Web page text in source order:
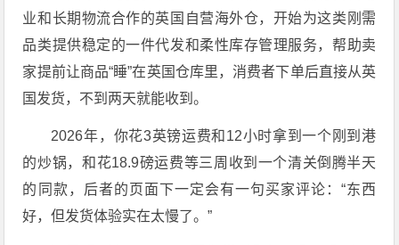
业和长期物流合作的英国自营海外仓，开始为这类刚需
品类提供稳定的一件代发和柔性库存管理服务，帮助卖
家提前让商品“睡”在英国仓库里，消费者下单后直接从英
国发货，不到两天就能收到。
2026年，你花3英镑运费和12小时拿到一个刚到港
的炒锅，和花18.9磅运费等三周收到一个清关倒腾半天
的同款，后者的页面下一定会有一句买家评论：“东西
好，但发货体验实在太慢了。”